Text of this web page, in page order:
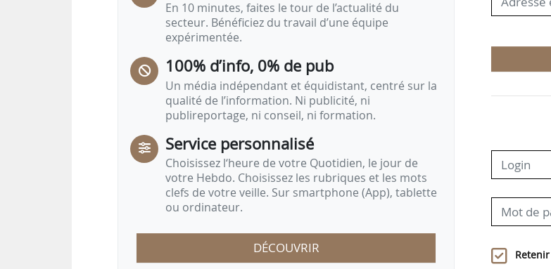
En 10 minutes, faites le tour de l’actualité du
secteur. Bénéficiez du travail d’une équipe
expérimentée.
100% d’info, 0% de pub
Un média indépendant et équidistant, centré sur la
qualité de l’information. Ni publicité, ni
publireportage, ni conseil, ni formation.
Service personnalisé
Choisissez l‘heure de votre Quotidien, le jour de
votre Hebdo. Choisissez les rubriques et les mots
clefs de votre veille. Sur smartphone (App), tablette
ou ordinateur.
DÉCOUVRIR